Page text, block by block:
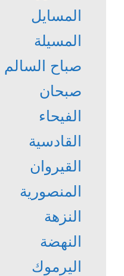
المسايل
المسيلة
صباح السالم
صبحان
الفيحاء
القادسية
القيروان
المنصورية
النزهة
النهضة
اليرموك